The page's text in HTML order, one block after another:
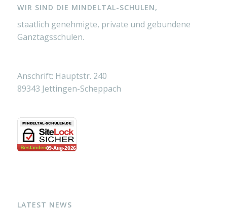
WIR SIND DIE MINDELTAL-SCHULEN,
staatlich genehmigte, private und gebundene
Ganztagsschulen.
Anschrift: Hauptstr. 240
89343 Jettingen-Scheppach
LATEST NEWS